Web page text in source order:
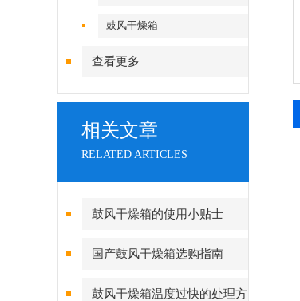
鼓风干燥箱
查看更多
相关文章
RELATED ARTICLES
鼓风干燥箱的使用小贴士
国产鼓风干燥箱选购指南
鼓风干燥箱温度过快的处理方